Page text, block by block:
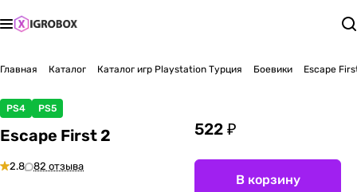
Главная Каталог Каталог игр Playstation Турция Боевики Escape
PS4 PS5
Escape First 2
2.8 82 отзыва
522 ₽
В корзину